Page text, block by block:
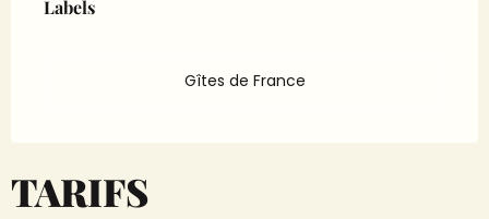
Labels
Labels
Gîtes de France
TARIFS